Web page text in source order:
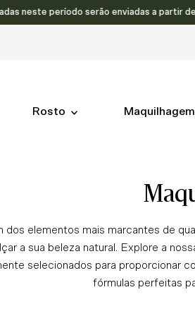
período serão enviadas a partir de
Rosto Maquilhagem
dos elementos mais marcantes de
a sua beleza natural. Explore a
selecionados para proporcionar
fórmulas perfeitas